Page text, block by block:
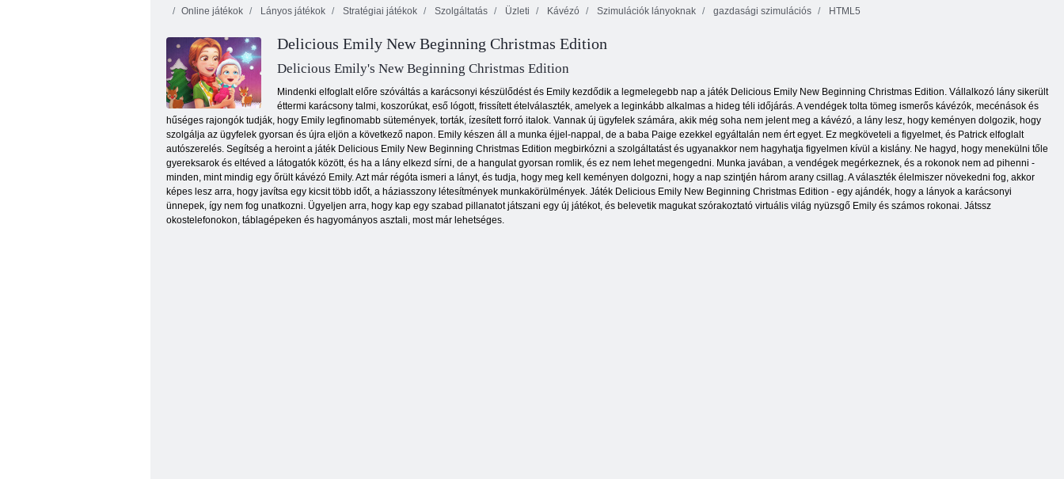
Üres akvárium
Baba Hazel
Flower Girl
Birodalom sziget
Online játékok Lányos játékok Stratégiai játékok Szolgáltatás Üzleti Kávézó Szimulációk lányoknak gazdasági szimulációs HTML5
Delicious Emily New Beginning Christmas Edition
Delicious Emily's New Beginning Christmas Edition
Mindenki elfoglalt előre szóváltás a karácsonyi készülődést és Emily kezdődik a legmelegebb nap a játék Delicious Emily New Beginning Christmas Edition. Vállalkozó lány sikerült
éttermi karácsony talmi, koszorúkat, eső lógott, frissített ételválaszték, amelyek a leginkább alkalmas a hideg téli időjárás. A vendégek tolta tömeg ismerős kávézók, mecénások és
hűséges rajongók tudják, hogy Emily legfinomabb sütemények, torták, ízesített forró italok. Vannak új ügyfelek számára, akik még soha nem jelent meg a kávézó, a lány lesz, hogy keményen dolgozik, hogy
szolgálja az ügyfelek gyorsan és újra eljön a következő napon. Emily készen áll a munka éjjel-nappal, de a baba Paige ezekkel egyáltalán nem ért egyet. Ez megköveteli a figyelmet, és Patrick elfoglalt
autószerelés. Segítség a heroint a játék Delicious Emily New Beginning Christmas Edition megbirkózni a szolgáltatást és ugyanakkor nem hagyhatja figyelmen kívül a kislány. Ne hagyd, hogy menekülni tőle
gyereksarok és eltéved a látogatók között, és ha a lány elkezd sírni, de a hangulat gyorsan romlik, és ez nem lehet megengedni. Munka javában, a vendégek megérkeznek, és a rokonok nem ad pihenni -
minden, mint mindig egy őrült kávézó Emily. Azt már régóta ismeri a lányt, és tudja, hogy meg kell keményen dolgozni, hogy a nap szintjén három arany csillag. A választék élelmiszer növekedni fog, akkor
képes lesz arra, hogy javítsa egy kicsit több időt, a háziasszony létesítmények munkakörülmények. Játék Delicious Emily New Beginning Christmas Edition - egy ajándék, hogy a lányok a karácsonyi
ünnepek, így nem fog unatkozni. Ügyeljen arra, hogy kap egy szabad pillanatot játszani egy új játékot, és belevetik magukat szórakoztató virtuális világ nyüzsgő Emily és számos rokonai. Játssz
okostelefonokon, táblagépeken és hagyományos asztali, most már lehetséges.